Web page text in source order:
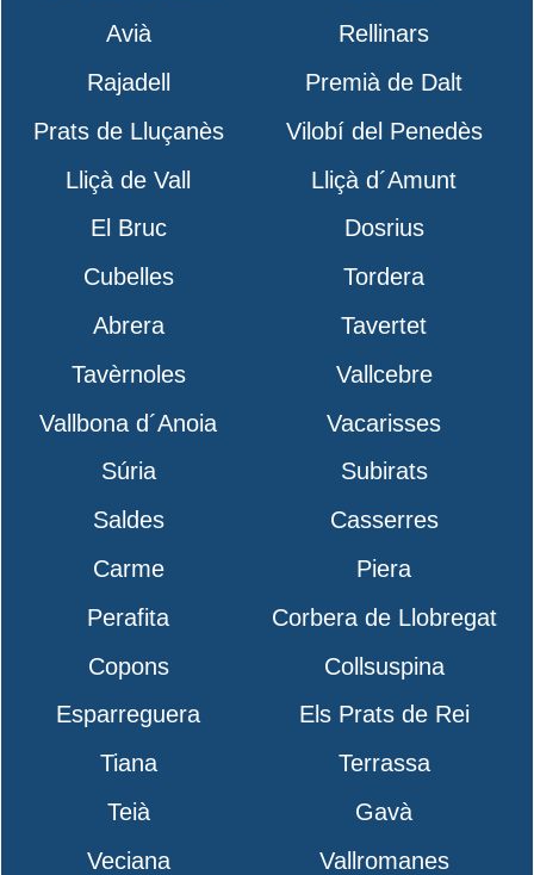
Avià
Rellinars
Rajadell
Premià de Dalt
Prats de Lluçanès
Vilobí del Penedès
Lliçà de Vall
Lliçà d´Amunt
El Bruc
Dosrius
Cubelles
Tordera
Abrera
Tavertet
Tavèrnoles
Vallcebre
Vallbona d´Anoia
Vacarisses
Súria
Subirats
Saldes
Casserres
Carme
Piera
Perafita
Corbera de Llobregat
Copons
Collsuspina
Esparreguera
Els Prats de Rei
Tiana
Terrassa
Teià
Gavà
Veciana
Vallromanes